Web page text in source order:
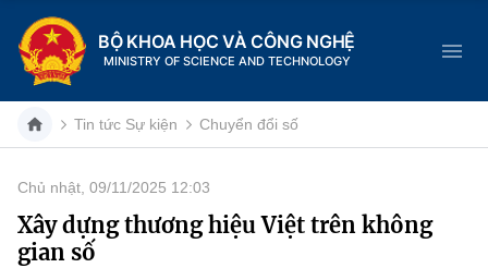
BỘ KHOA HỌC VÀ CÔNG NGHỆ
MINISTRY OF SCIENCE AND TECHNOLOGY
Danh mục
Trang chủ
Tin tức Sự kiện Chuyển đổi số
Chủ nhật, 09/11/2025 12:03
Xây dựng thương hiệu Việt trên không
gian số